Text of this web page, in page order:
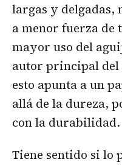
largas y delgadas,
a menor fuerza
mayor uso del
autor principal del
esto apunta a un
allá de la dureza,
con la durabilidad.
Tiene sentido si lo